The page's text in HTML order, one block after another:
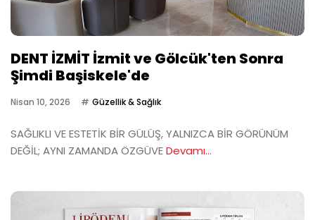
DENT İZMİT İzmit ve Gölcük'ten Sonra
Şimdi Başiskele'de
Nisan 10, 2026 Güzellik & Sağlık
SAĞLIKLI VE ESTETİK BİR GÜLÜŞ, YALNIZCA BİR GÖRÜNÜM
DEĞİL; AYNI ZAMANDA ÖZGÜVEDevamı...